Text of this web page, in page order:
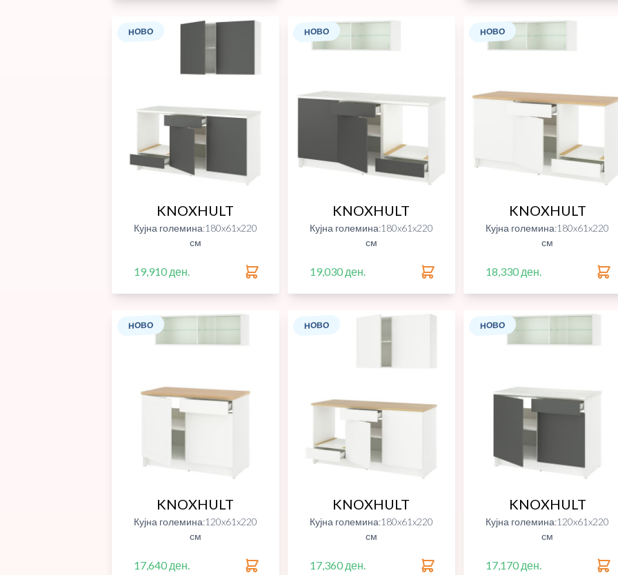
НОВО
KNOXHULT
Кујна големина:180x61x220
см
19,910 ден.
НОВО
KNOXHULT
Кујна големина:180x61x220
см
19,030 ден.
НОВО
KNOXHULT
Кујна големина:180x61x220
см
18,330 ден.
НОВО
KNOXHULT
Кујна големина:120x61x220
см
17,640 ден.
НОВО
KNOXHULT
Кујна големина:180x61x220
см
17,360 ден.
НОВО
KNOXHULT
Кујна големина:120x61x220
см
17,170 ден.